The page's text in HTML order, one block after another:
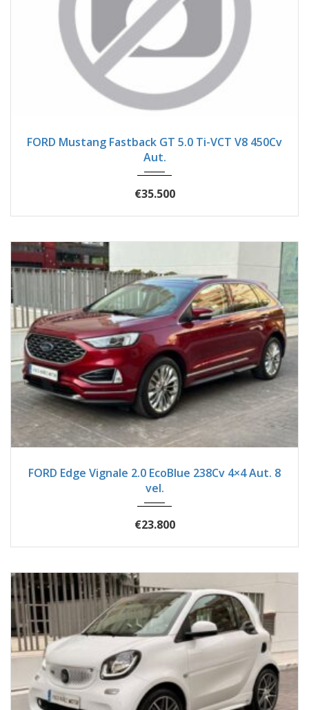
FORD Mustang Fastback GT 5.0 Ti-VCT V8 450Cv
Aut.
€35.500
FORD Edge Vignale 2.0 EcoBlue 238Cv 4×4 Aut. 8
vel.
€23.800